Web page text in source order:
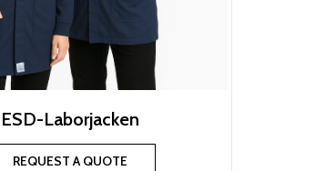
ESD-Laborjacken
REQUEST A QUOTE